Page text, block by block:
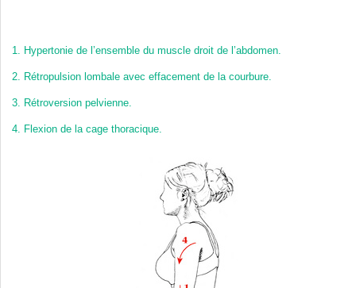
1. Hypertonie de l’ensemble du muscle droit de l’abdomen.
2. Rétropulsion lombale avec effacement de la courbure.
3. Rétroversion pelvienne.
4. Flexion de la cage thoracique.